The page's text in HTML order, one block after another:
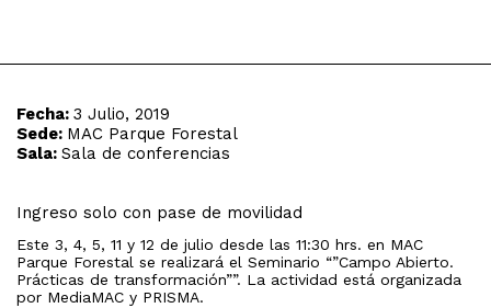
Fecha: 3 Julio, 2019
Sede: MAC Parque Forestal
Sala: Sala de conferencias
Ingreso solo con pase de movilidad
Este 3, 4, 5, 11 y 12 de julio desde las 11:30 hrs. en MAC
Parque Forestal se realizará el Seminario “”Campo Abierto.
Prácticas de transformación””. La actividad está organizada
por MediaMAC y PRISMA.